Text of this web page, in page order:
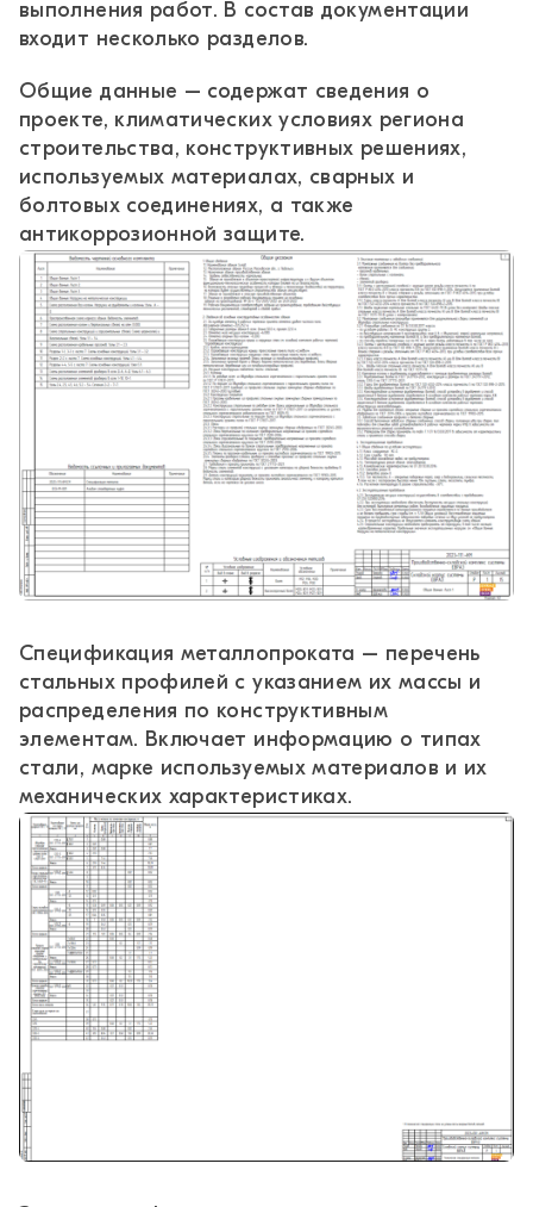
выполнения работ. В состав документации
входит несколько разделов.
Общие данные – содержат сведения о
проекте, климатических условиях региона
строительства, конструктивных решениях,
используемых материалах, сварных и
болтовых соединениях, а также
антикоррозионной защите.
Спецификация металлопроката – перечень
стальных профилей с указанием их массы и
распределения по конструктивным
элементам. Включает информацию о типах
стали, марке используемых материалов и их
механических характеристиках.